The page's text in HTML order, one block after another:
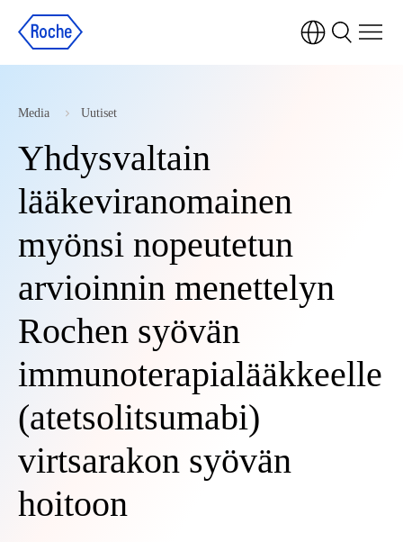
Media Uutiset
Yhdysvaltain
lääkeviranomainen
myönsi nopeutetun
arvioinnin menettelyn
Rochen syövän
immunoterapialääkkeelle
(atetsolitsumabi)
virtsarakon syövän
hoitoon